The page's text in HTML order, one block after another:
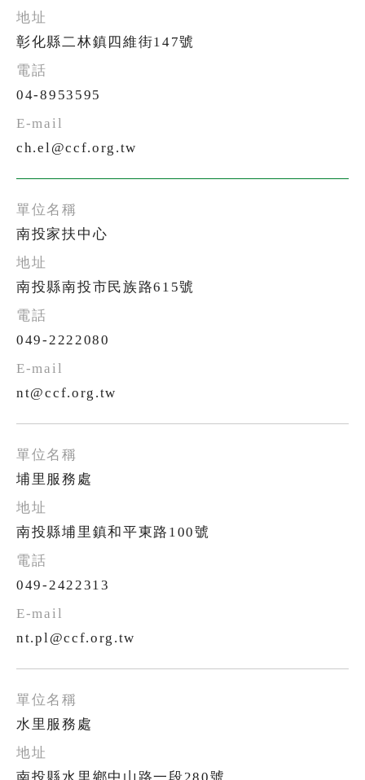
彰化縣二林鎮四維街147號
04-8953595
ch.el@ccf.org.tw
南投家扶中心
南投縣南投市民族路615號
049-2222080
nt@ccf.org.tw
埔里服務處
南投縣埔里鎮和平東路100號
049-2422313
nt.pl@ccf.org.tw
水里服務處